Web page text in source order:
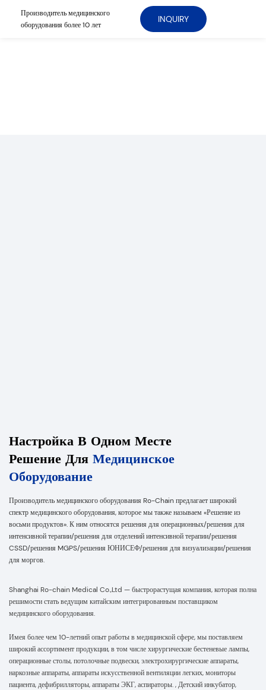
Производитель медицинского
оборудования более 10 лет
INQUIRY
Настройка В Одном Месте
Решение Для Медицинское
Оборудование
Производитель медицинского оборудования Ro-Chain предлагает широкий
спектр медицинского оборудования, которое мы также называем «Решение из
восьми продуктов». К ним относятся решения для операционных/решения для
интенсивной терапии/решения для отделений интенсивной терапии/решения
CSSD/решения MGPS/решения ЮНИСЕФ/решения для визуализации/решения
для моргов.
Shanghai Ro-chain Medical Co.,Ltd — быстрорастущая компания, которая полна
решимости стать ведущим китайским интегрированным поставщиком
медицинского оборудования.
Имея более чем 10-летний опыт работы в медицинской сфере, мы поставляем
широкий ассортимент продукции, в том числе хирургические бестеневые лампы,
операционные столы, потолочные подвески, электрохирургические аппараты,
наркозные аппараты, аппараты искусственной вентиляции легких, мониторы
пациента, дефибрилляторы, аппараты ЭКГ, аспираторы. , Детский инкубатор,